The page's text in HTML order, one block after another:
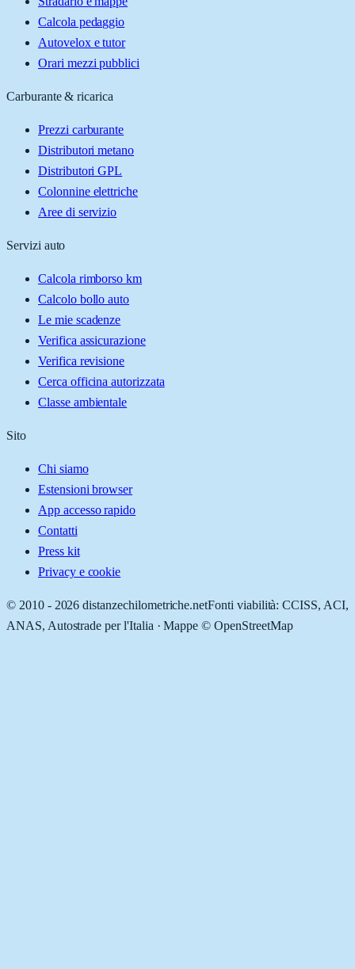
Calcola pedaggio
Autovelox e tutor
Orari mezzi pubblici
Carburante & ricarica
Prezzi carburante
Distributori metano
Distributori GPL
Colonnine elettriche
Aree di servizio
Servizi auto
Calcola rimborso km
Calcolo bollo auto
Le mie scadenze
Verifica assicurazione
Verifica revisione
Cerca officina autorizzata
Classe ambientale
Sito
Chi siamo
Estensioni browser
App accesso rapido
Contatti
Press kit
Privacy e cookie
© 2010 - 2026 distanzechilometriche.netFonti viabilità: CCISS, ACI,
ANAS, Autostrade per l'Italia · Mappe © OpenStreetMap